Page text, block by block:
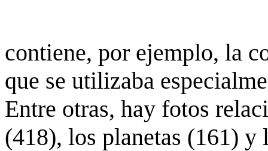
contiene, por ejemplo, la
que se utilizaba
Entre otras, hay fotos
(418), los planetas (161) y